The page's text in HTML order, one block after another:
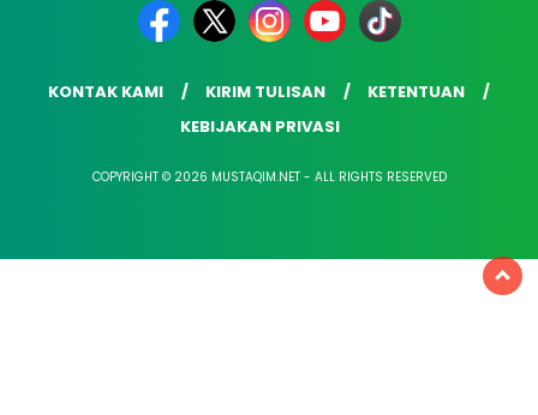
KONTAK KAMI KIRIM TULISAN
KETENTUAN
KEBIJAKAN PRIVASI
COPYRIGHT © 2026 MUSTAQIM.NET - ALL RIGHTS RESERVED